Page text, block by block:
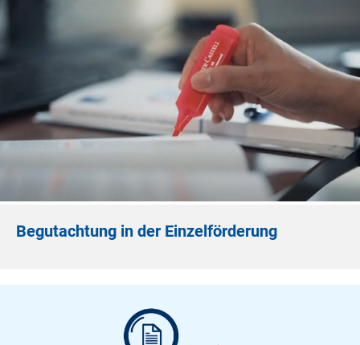
Begutachtung in der Einzelförderung